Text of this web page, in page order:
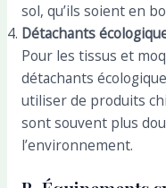
sol, qu’ils soient en
Détachants
Pour les tissus et
détachants
utiliser de produits
sont souvent plus
l’environnement.